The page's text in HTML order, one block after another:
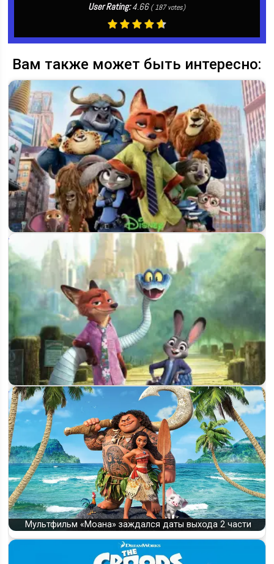
User Rating:4.66 (187votes)
Вам также может быть интересно:
«Зверополис 3» запущен в работу: что сказали Буш и
Ховард
Будет ли 3 часть проекта «Зверополис» - главный вопрос и
первые ориентиры
Мультфильм «Моана» заждался даты выхода 2 части